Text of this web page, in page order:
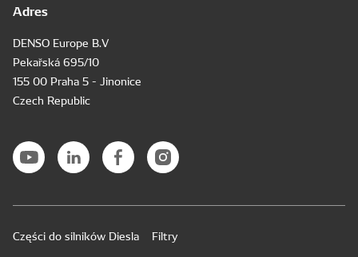
Adres
DENSO Europe B.V
Pekařská 695/10
155 00 Praha 5 - Jinonice
Czech Republic
Części do silników Diesla
Filtry